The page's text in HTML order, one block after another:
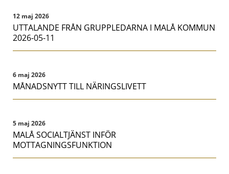
12 maj 2026
UTTALANDE FRÅN GRUPPLEDARNA I MALÅ KOMMUN
2026-05-11
6 maj 2026
MÅNADSNYTT TILL NÄRINGSLIVETT
5 maj 2026
MALÅ SOCIALTJÄNST INFÖR
MOTTAGNINGSFUNKTION